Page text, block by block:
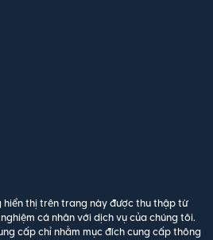
hiển thị trên trang này được thu thập từ
cá nhân với dịch vụ của chúng tôi.
cấp chỉ nhằm mục đích cung cấp thông